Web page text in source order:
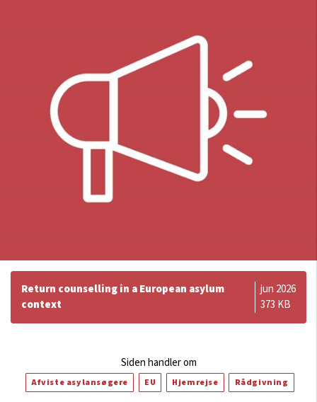
Return counselling in a European asylum
context
jun 2026
373 KB
Siden handler om
Afviste asylansøgere EU Hjemrejse Rådgivning